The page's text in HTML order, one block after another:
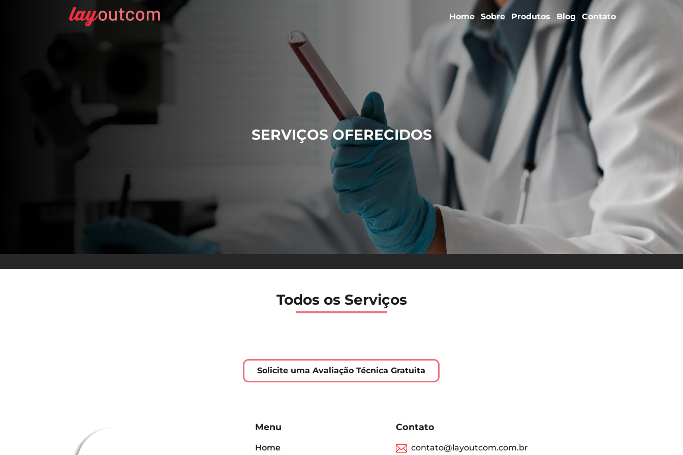
Home Sobre Produtos Blog Contato
SERVIÇOS OFERECIDOS
Todos os Serviços
Solicite uma Avaliação Técnica Gratuita
Menu
Home
Contato
contato@layoutcom.com.br